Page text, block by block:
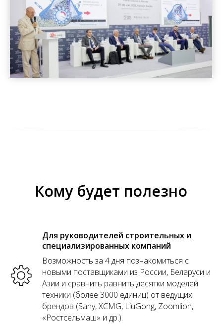
Кому будет полезно
Для руководителей строительных и
специализированных компаний
Возможность за 4 дня познакомиться с
новыми поставщиками из России, Беларуси и
Азии и сравнить равнить десятки моделей
техники (более 3000 единиц) от ведущих
брендов (Sany, XCMG, LiuGong, Zoomlion,
«Ростсельмаш» и др.).